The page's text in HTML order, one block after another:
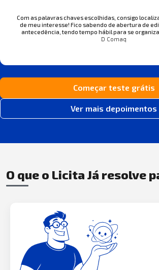
Com as palavras chaves escolhidas, consigo
de meu interesse! Fico sabendo de abertura de
antecedência, tendo tempo hábil para se
D Comaq
Começar teste grátis
Ver mais depoimentos
O que o Licita Já resolve